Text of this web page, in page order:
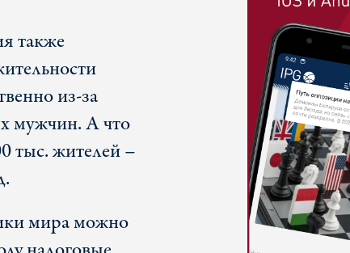
также
из-за
мужчин. А что
тыс. жителей –
мира можно